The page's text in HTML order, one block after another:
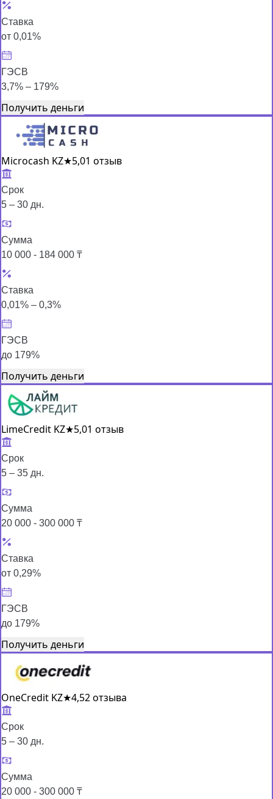
Ставка
от 0,01%
ГЭСВ
3,7% – 179%
Получить деньги
Microcash KZ★5,01 отзыв
Срок
5 – 30 дн.
Сумма
10 000 - 184 000 ₸
Ставка
0,01% – 0,3%
ГЭСВ
до 179%
Получить деньги
LimeCredit KZ★5,01 отзыв
Срок
5 – 35 дн.
Сумма
20 000 - 300 000 ₸
Ставка
от 0,29%
ГЭСВ
до 179%
Получить деньги
OneCredit KZ★4,52 отзыва
Срок
5 – 30 дн.
Сумма
20 000 - 300 000 ₸